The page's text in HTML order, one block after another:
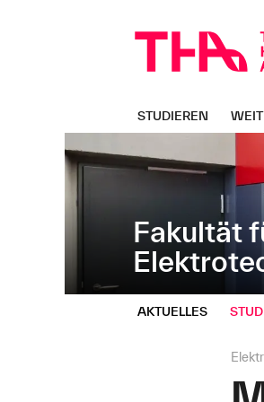
überspringen
Fakultät
STUDIEREN
AKTUELLES